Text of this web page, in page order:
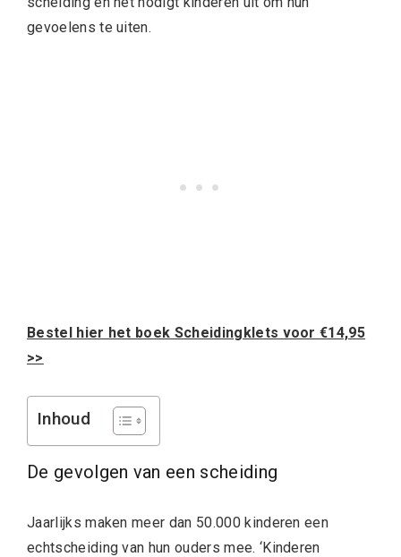
gevoelens te uiten.
Bestel hier het boek Scheidingklets voor€14,95
>>
Inhoud
De gevolgen van een scheiding
Jaarlijks maken meer dan 50.000 kinderen een
echtscheiding van hun ouders mee. ‘Kinderen